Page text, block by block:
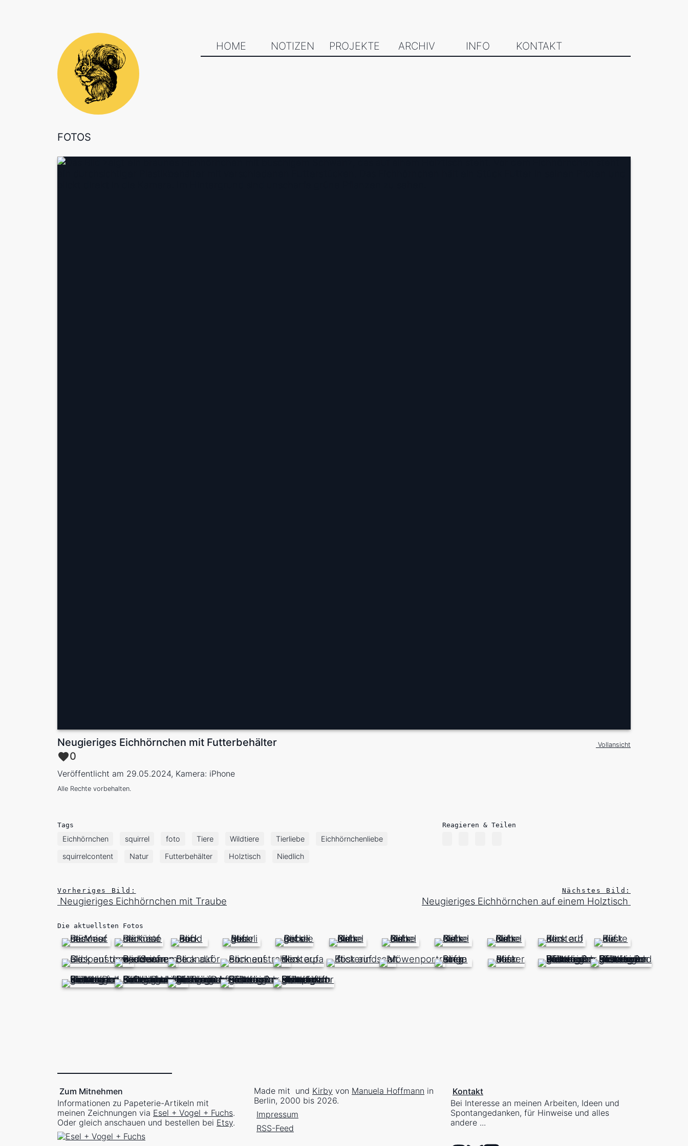
HOME NOTIZEN PROJEKTE ARCHIV INFO KONTAKT
FOTOS
Neugieriges Eichhörnchen mit Futterbehälter
0
Veröffentlicht am 29.05.2024, Kamera: iPhone
Alle Rechte vorbehalten.
Vollansicht
Tags
Eichhörnchen squirrel foto Tiere Wildtiere Tierliebe Eichhörnchenliebe
squirrelcontent Natur Futterbehälter Holztisch Niedlich
Reagieren & Teilen
Vorheriges Bild:
Neugieriges Eichhörnchen mit Traube
Nächstes Bild:
Neugieriges Eichhörnchen auf einem Holztisch
Die aktuellsten Fotos
Zum Mitnehmen
Informationen zu Papeterie-Artikeln mit
meinen Zeichnungen via Esel + Vogel + Fuchs.
Oder gleich anschauen und bestellen bei Etsy.
Made mit und Kirby von Manuela Hoffmann in
Berlin, 2000 bis 2026.
Impressum
RSS-Feed
Kontakt
Bei Interesse an meinen Arbeiten, Ideen und
Spontangedanken, für Hinweise und alles
andere ...